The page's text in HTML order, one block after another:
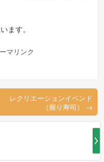
ます。
マリンク
レクリエーションイベンド
（握り寿司） →